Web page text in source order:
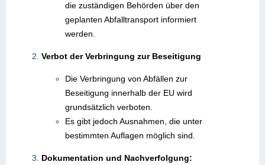
die zuständigen Behörden über den
geplanten Abfalltransport informiert
werden.
Verbot der Verbringung zur Beseitigung
Die Verbringung von Abfällen zur
Beseitigung innerhalb der EU wird
grundsätzlich verboten.
Es gibt jedoch Ausnahmen, die unter
bestimmten Auflagen möglich sind.
Dokumentation und Nachverfolgung: